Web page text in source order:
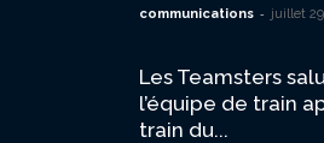
communications - juillet
Les Teamsters
l’équipe de train
train du...